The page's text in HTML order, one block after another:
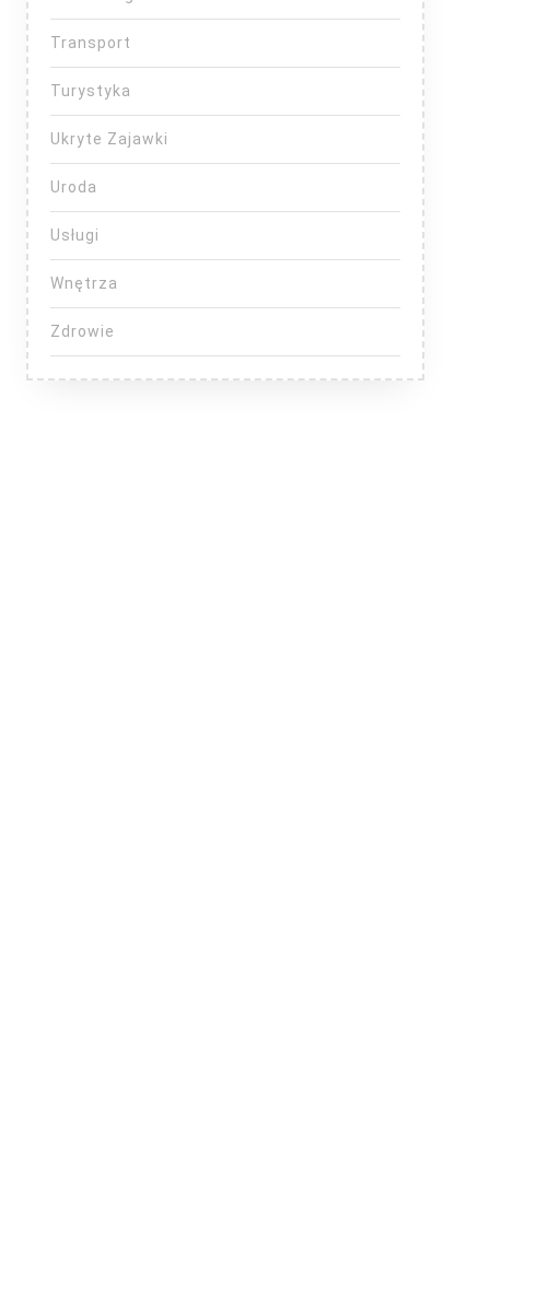
Transport
Turystyka
Ukryte Zajawki
Uroda
Usługi
Wnętrza
Zdrowie